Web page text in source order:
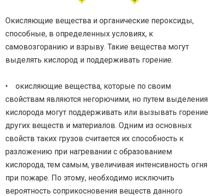
Окисляющие вещества и органические пероксиды,
способные, в определенных условиях, к
самовозгоранию и взрыву. Такие вещества могут
выделять кислород и поддерживать горение.
• окисляющие вещества, которые по своим
свойствам являются негорючими, но путем выделения
кислорода могут поддерживать или вызывать горение
других веществ и материалов. Одним из основных
свойств таких грузов считается их способность к
разложению при нагревании с образованием
кислорода, тем самым, увеличивая интенсивность огня
при пожаре. По этому, необходимо исключить
вероятность соприкосновения веществ данного